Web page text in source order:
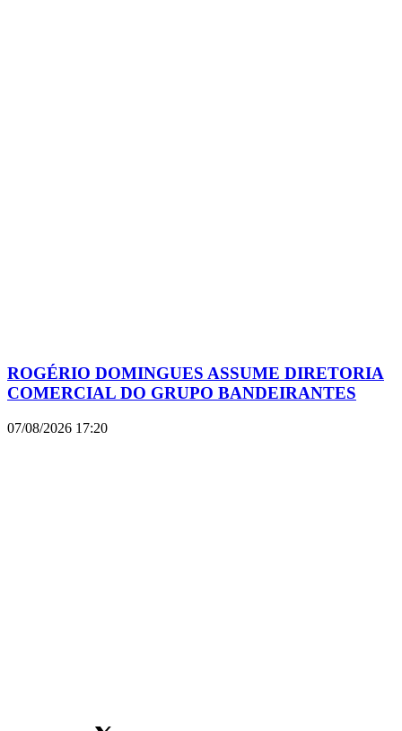
ROGÉRIO DOMINGUES ASSUME DIRETORIA
COMERCIAL DO GRUPO BANDEIRANTES
07/08/2026 17:20